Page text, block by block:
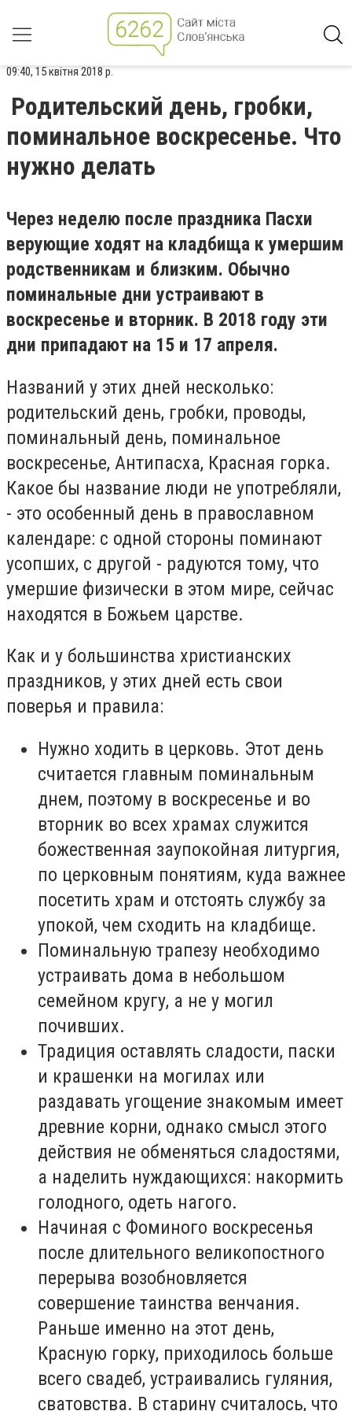
09:40, 15 квітня 2018 р.
Родительский день, гробки,
поминальное воскресенье. Что
нужно делать
Через неделю после праздника Пасхи
верующие ходят на кладбища к умершим
родственникам и близким. Обычно
поминальные дни устраивают в
воскресенье и вторник. В 2018 году эти
дни припадают на 15 и 17 апреля.
Названий у этих дней несколько:
родительский день, гробки, проводы,
поминальный день, поминальное
воскресенье, Антипасха, Красная горка.
Какое бы название люди не употребляли,
- это особенный день в православном
календаре: с одной стороны поминают
усопших, с другой - радуются тому, что
умершие физически в этом мире, сейчас
находятся в Божьем царстве.
Как и у большинства христианских
праздников, у этих дней есть свои
поверья и правила:
Нужно ходить в церковь. Этот день
считается главным поминальным
днем, поэтому в воскресенье и во
вторник во всех храмах служится
божественная заупокойная литургия,
по церковным понятиям, куда важнее
посетить храм и отстоять службу за
упокой, чем сходить на кладбище.
Поминальную трапезу необходимо
устраивать дома в небольшом
семейном кругу, а не у могил
почивших.
Традиция оставлять сладости, паски
и крашенки на могилах или
раздавать угощение знакомым имеет
древние корни, однако смысл этого
действия не обменяться сладостями,
а наделить нуждающихся: накормить
голодного, одеть нагого.
Начиная с Фоминого воскресенья
после длительного великопостного
перерыва возобновляется
совершение таинства венчания.
Раньше именно на этот день,
Красную горку, приходилось больше
всего свадеб, устраивались гуляния,
сватовства. В старину считалось, что